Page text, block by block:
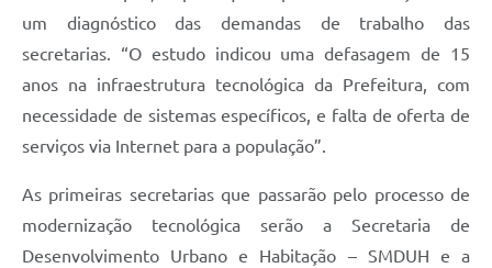
um diagnóstico das demandas de trabalho das
secretarias. “O estudo indicou uma defasagem de 15
anos na infraestrutura tecnológica da Prefeitura, com
necessidade de sistemas específicos, e falta de oferta de
serviços via Internet para a população”.
As primeiras secretarias que passarão pelo processo de
modernização tecnológica serão a Secretaria de
Desenvolvimento Urbano e Habitação – SMDUH e a